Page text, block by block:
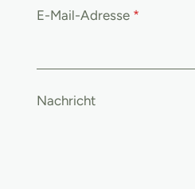
E-Mail-Adresse *
Nachricht